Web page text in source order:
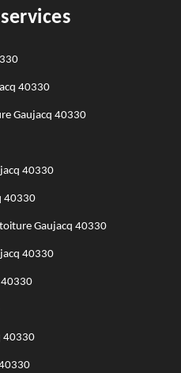
40330
Gaujacq 40330
40330
40330
Gaujacq 40330
40330
40330
40330